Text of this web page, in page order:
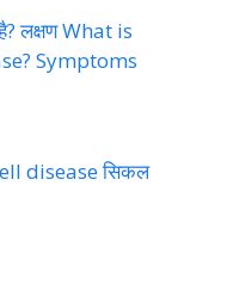
लक्षण What is
Symptoms
disease सिकल